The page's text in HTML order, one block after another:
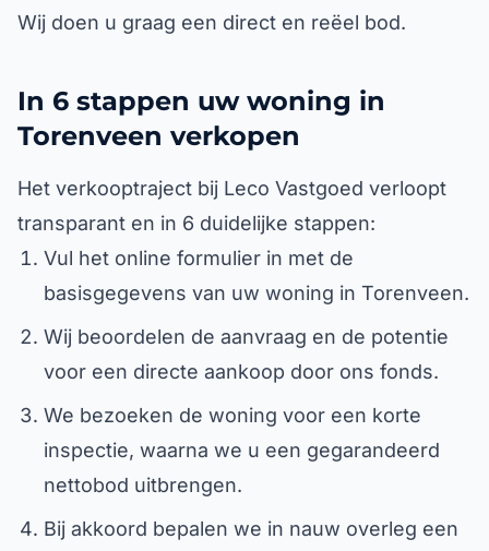
Wij doen u graag een direct en reëel bod.
In 6 stappen uw woning in
Torenveen verkopen
Het verkooptraject bij Leco Vastgoed verloopt
transparant en in 6 duidelijke stappen:
Vul het online formulier in met de
basisgegevens van uw woning in Torenveen.
Wij beoordelen de aanvraag en de potentie
voor een directe aankoop door ons fonds.
We bezoeken de woning voor een korte
inspectie, waarna we u een gegarandeerd
nettobod uitbrengen.
Bij akkoord bepalen we in nauw overleg een